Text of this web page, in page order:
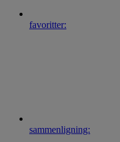
favoritter:
sammenligning: